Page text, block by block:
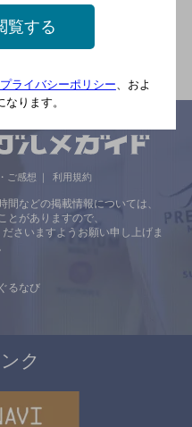
本吉原駅／岳南鉄道
コ前駅
ご感想 利用規約
などの掲載情報については、
とがありますので、
さいますようお願い申し上げま
るなび
ク
覧する
プライバシーポリシー、およ
ります。